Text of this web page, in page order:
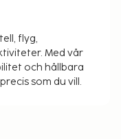
flyg,
Med vår
och hållbara
som du vill.